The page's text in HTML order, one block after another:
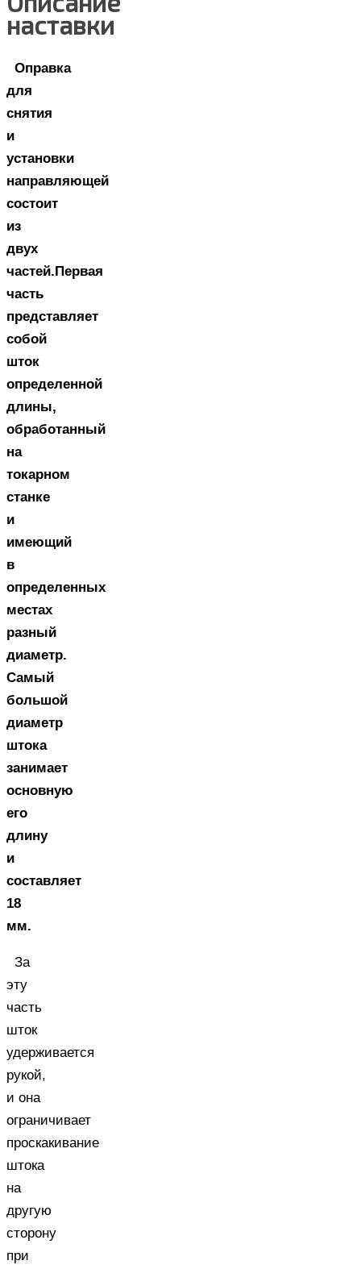
наставки
Оправка
для
снятия
и
установки
направляющей
состоит
из
двух
частей.Первая
часть
представляет
собой
шток
определенной
длины,
обработанный
на
токарном
станке
и
имеющий
в
определенных
местах
разный
диаметр.
Самый
большой
диаметр
штока
занимает
основную
его
длину
и
составляет
18
мм.
За
эту
часть
шток
удерживается
рукой,
и она
ограничивает
проскакивание
штока
на
другую
сторону
при